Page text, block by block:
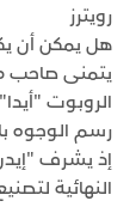
رويترز
هل يمكن أن
يتمنى صاحب
الروبوت
رسم الوجوه
إذ يشرف
النهائية